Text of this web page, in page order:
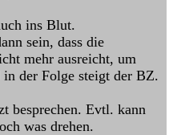
ins Blut.
sein, dass die
mehr ausreicht, um
in der Folge steigt der BZ.
besprechen. Evtl. kann
was drehen.